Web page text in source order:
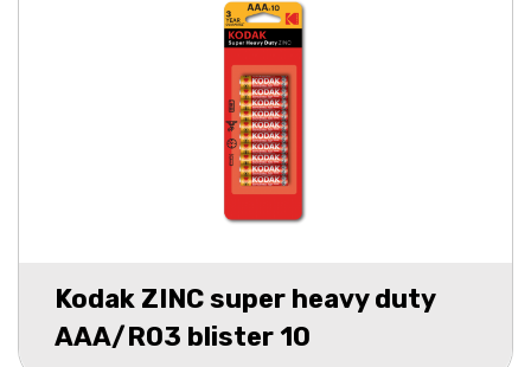
Kodak ZINC super heavy duty
AAA/R03 blister 10